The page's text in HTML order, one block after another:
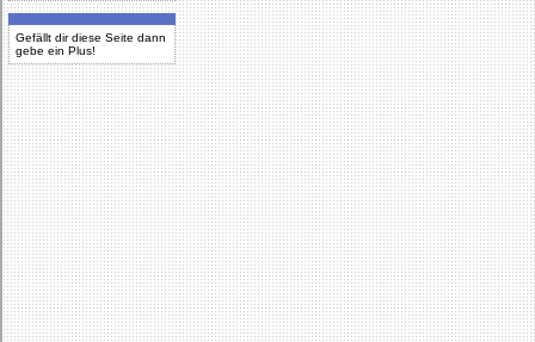
Gefällt dir diese Seite dann
gebe ein Plus!